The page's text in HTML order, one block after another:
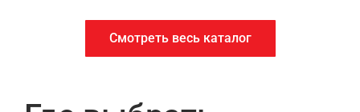
Смотреть весь каталог